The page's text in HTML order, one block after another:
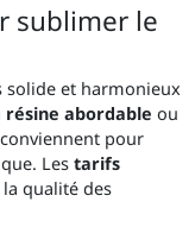
sublimer le
solide et harmonieux
résine abordable ou
pour
Lestarifs
qualité des